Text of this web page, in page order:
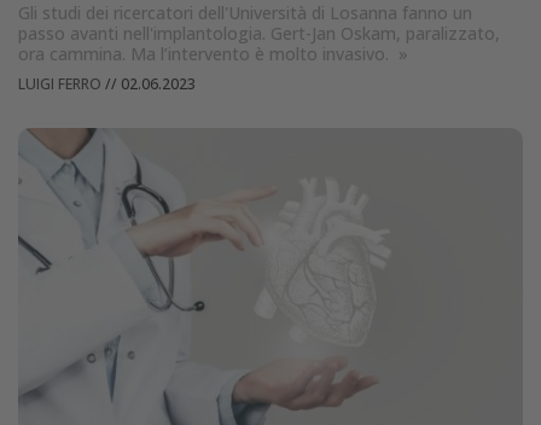
Gli studi dei ricercatori dell'Università di Losanna fanno un
passo avanti nell'implantologia. Gert-Jan Oskam, paralizzato,
ora cammina. Ma l’intervento è molto invasivo. »
LUIGI FERRO // 02.06.2023